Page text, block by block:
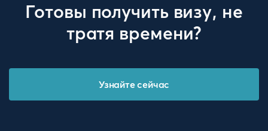
Готовы получить визу, не
тратя времени?
Узнайте сейчас